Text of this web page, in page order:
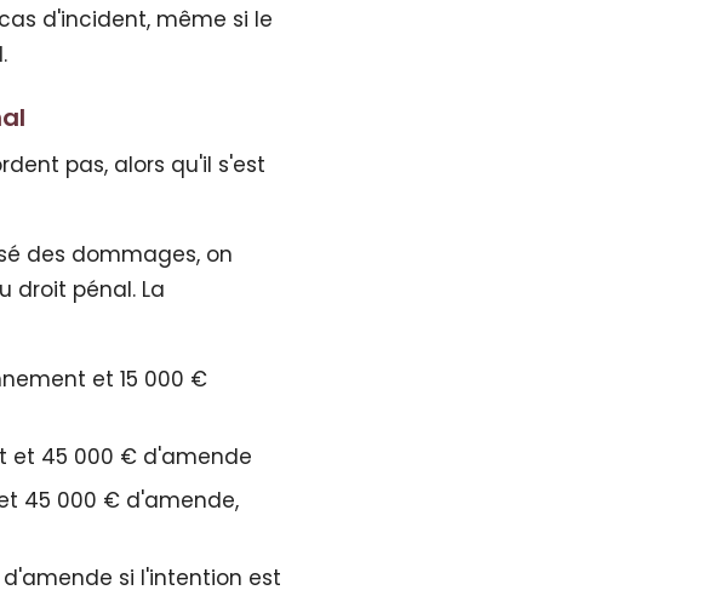
d'incident, même si le
pas, alors qu'il s'est
des dommages, on
droit pénal. La
et 15 000 €
et 45 000 € d'amende
45 000 € d'amende,
d'amende si l'intention est